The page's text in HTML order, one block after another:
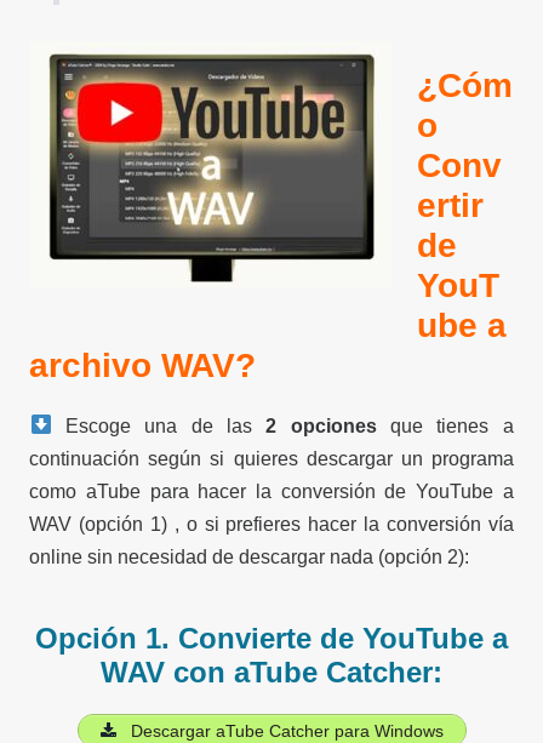
¿Cóm
o
Conv
ertir
de
YouT
ube a
archivo WAV?
Escoge una de las2 opcionesque tienes a
continuación según si quieres descargar un programa
como aTube para hacer la conversión de YouTube a
WAV (opción 1) , o si prefieres hacer la conversión vía
online sin necesidad de descargar nada (opción 2):
Opción 1. Convierte de YouTube a
WAV con aTube Catcher:
Descargar aTube Catcher para Windows